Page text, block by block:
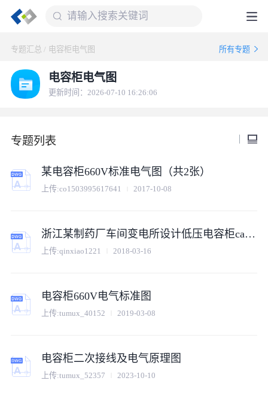
专题汇总 / 电容柜电气图 所有专题
电容柜电气图
更新时间：2026-07-10 16:26:06
专题列表
某电容柜660V标准电气图（共2张）
上传:co1503995617641 2017-10-08
浙江某制药厂车间变电所设计低压电容柜cad电气图纸
上传:qinxiao1221 2018-03-16
电容柜660V电气标准图
上传:tumux_40152 2019-03-08
电容柜二次接线及电气原理图
上传:tumux_52357 2023-10-10